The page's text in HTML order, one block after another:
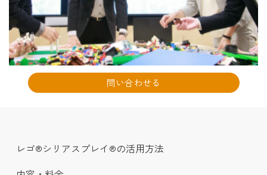
問い合わせる
レゴ®シリアスプレイ®の活用方法